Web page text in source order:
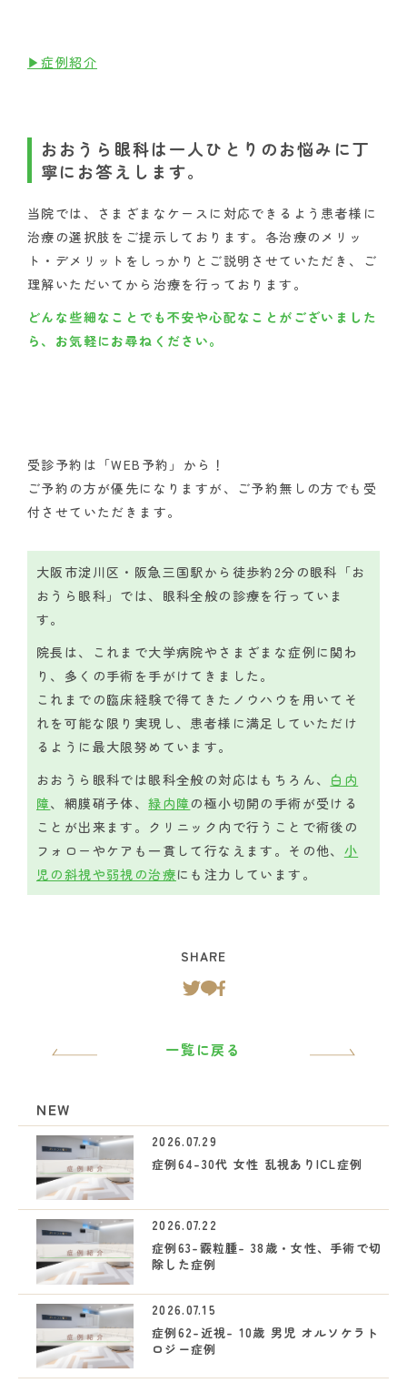
▶症例紹介
おおうら眼科は一人ひとりのお悩みに丁
寧にお答えします。
当院では、さまざまなケースに対応できるよう患者様に
治療の選択肢をご提示しております。各治療のメリッ
ト・デメリットをしっかりとご説明させていただき、ご
理解いただいてから治療を行っております。
どんな些細なことでも不安や心配なことがございました
ら、お気軽にお尋ねください。
受診予約は「WEB予約」から！
ご予約の方が優先になりますが、ご予約無しの方でも受
付させていただきます。
大阪市淀川区・阪急三国駅から徒歩約2分の眼科「お
おうら眼科」では、眼科全般の診療を行っていま
す。
院長は、これまで大学病院やさまざまな症例に関わ
り、多くの手術を手がけてきました。
これまでの臨床経験で得てきたノウハウを用いてそ
れを可能な限り実現し、患者様に満足していただけ
るように最大限努めています。
おおうら眼科では眼科全般の対応はもちろん、 白内
障、網膜硝子体、緑内障 の極小切開の手術が受ける
ことが出来ます。クリニック内で行うことで術後の
フォローやケアも一貫して行なえます。その他、 小
児の斜視や弱視の治療にも注力しています。
SHARE
一覧に戻る
NEW
2026.07.29
症例64-30代 女性 乱視ありICL症例
2026.07.22
症例63-霰粒腫- 38歳・女性、手術で切
除した症例
2026.07.15
症例62-近視- 10歳 男児 オルソケラト
ロジー症例